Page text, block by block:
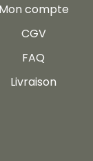
Mon compte
CGV
FAQ
Livraison